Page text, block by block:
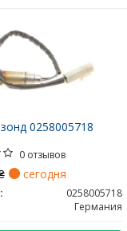
0258005718
0 отзывов
сегодня
0258005718
Германия